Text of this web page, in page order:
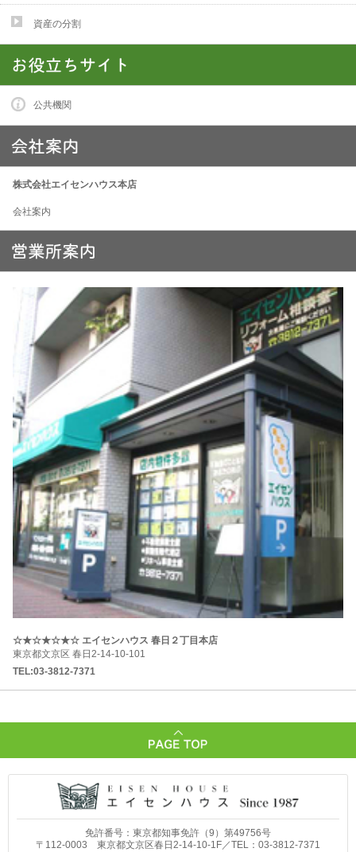
資産の分割
公共機関
株式会社エイセンハウス本店
会社案内
☆★☆★☆★☆ エイセンハウス 春日２丁目本店
東京都文京区 春日2-14-10-101
TEL:03-3812-7371
免許番号：東京都知事免許（9）第49756号
〒112-0003 東京都文京区春日2-14-10-1F／TEL： 03-3812-7371